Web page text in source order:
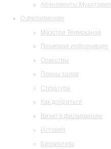
Абонементы Музитория
О филармонии
Маэстро Темирканов
Правовая информация
Оркестры
Планы залов
Структура
Как добраться
Визит в филармонию
История
Библиотека